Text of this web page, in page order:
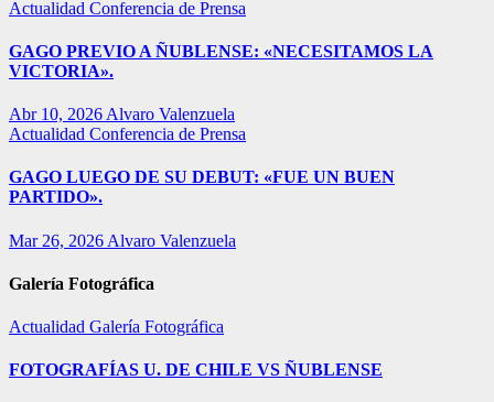
Actualidad Conferencia de Prensa
GAGO PREVIO A ÑUBLENSE: «NECESITAMOS LA
VICTORIA».
Abr 10, 2026 Alvaro Valenzuela
Actualidad Conferencia de Prensa
GAGO LUEGO DE SU DEBUT: «FUE UN BUEN
PARTIDO».
Mar 26, 2026 Alvaro Valenzuela
Galería Fotográfica
Actualidad Galería Fotográfica
FOTOGRAFÍAS U. DE CHILE VS ÑUBLENSE